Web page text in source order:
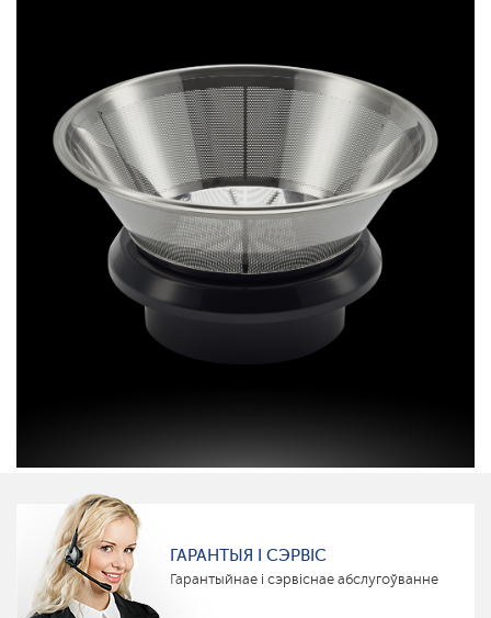
ГАРАНТЫЯ І СЭРВІС
Гарантыйнае і сэрвіснае абслугоўванне